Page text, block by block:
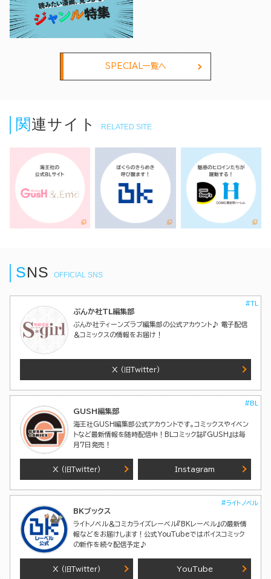
SPECIAL一覧へ
関連サイト RELATED SITE
SNS OFFICIAL SNS
ぶんか社TL編集部
#TL
ぶんか社ティーンズラブ編集部の公式アカウント♪ 電子配信
＆コミックスの情報をお届け！
X (旧Twitter)
GUSH編集部
#BL
海王社GUSH編集部公式アカウントです。コミックスやイベン
トなど最新情報を随時配信中！BLコミック誌『GUSH』は毎
月7日発売！
X (旧Twitter) Instagram
BKブックス
#ライトノベル
ライトノベル＆コミカライズレーベル『BKレーベル』の最新情
報などをお届けします！公式YouTubeではボイスコミック
の新作を続々配信予定♪
X (旧Twitter) YouTube